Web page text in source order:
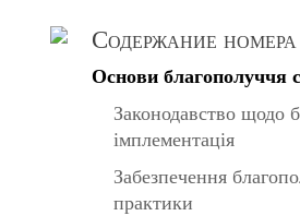
Содержание номера
Основи благополуччя
Законодавство щодо
імплементація
Забезпечення
практики